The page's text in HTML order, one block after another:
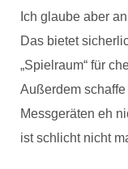
Ich glaube aber
Das bietet
„Spielraum“ für
Außerdem
Messgeräten eh
ist schlicht nicht